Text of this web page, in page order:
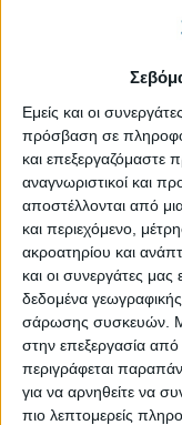
Εμείς και οι
πρόσβαση σε
και επεξεργαζόμαστε
αναγνωριστικοί και
αποστέλλονται από
και περιεχόμενο,
ακροατηρίου και
και οι συνεργάτες μας
δεδομένα
σάρωσης συσκευών.
στην επεξεργασία
περιγράφεται
για να αρνηθείτε να
πιο λεπτομερείς
Δημοσιεύθηκε :